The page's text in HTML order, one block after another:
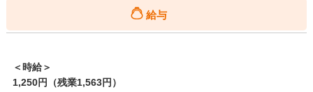
給与
＜時給＞
1,250円（残業1,563円）